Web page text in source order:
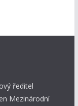
ředitel
Mezinárodní